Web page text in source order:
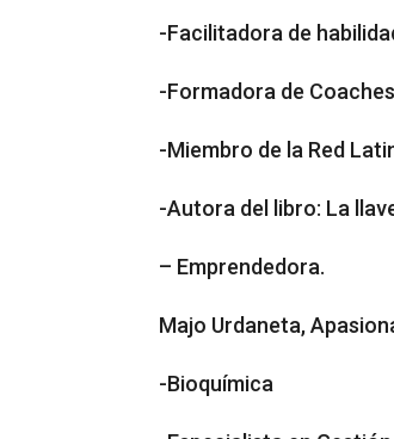
-Facilitadora de
-Formadora de
-Miembro de la Red
-Autora del libro: La
– Emprendedora.
Majo Urdaneta,
-Bioquímica